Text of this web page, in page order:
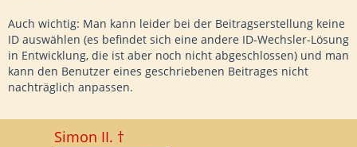
Auch wichtig: Man kann leider bei der Beitragserstellung keine
ID auswählen (es befindet sich eine andere ID-Wechsler-Lösung
in Entwicklung, die ist aber noch nicht abgeschlossen) und man
kann den Benutzer eines geschriebenen Beitrages nicht
nachträglich anpassen.
Simon II. †